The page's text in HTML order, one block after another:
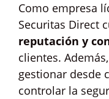
Como empresa
Securitas Direct
reputación y
clientes.
gestionar desde
controlar la